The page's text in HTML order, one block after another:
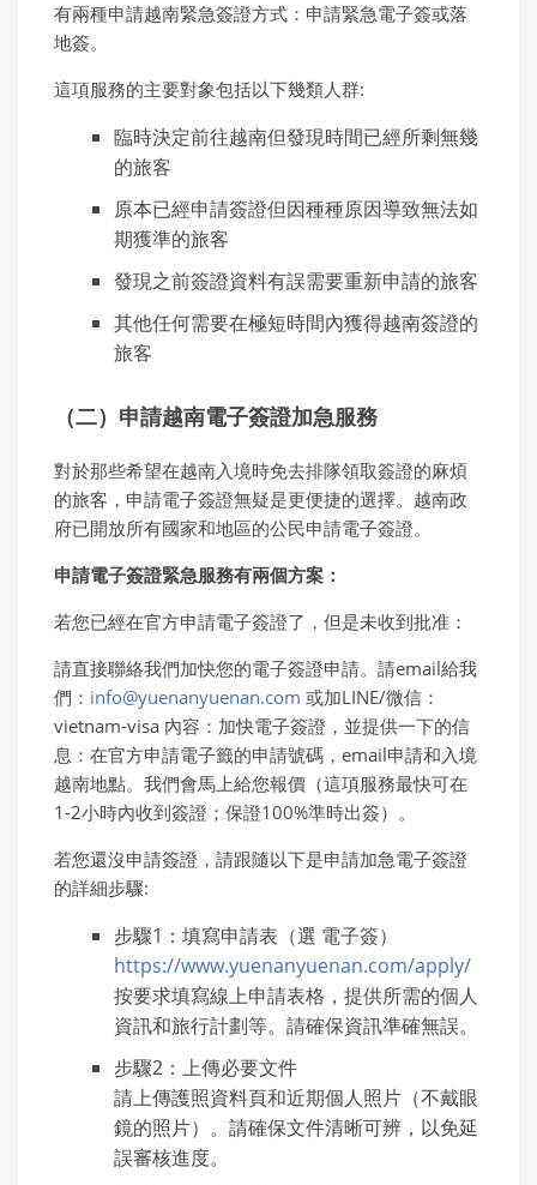
有兩種申請越南緊急簽證方式：申請緊急電子簽或落
地簽。
這項服務的主要對象包括以下幾類人群:
臨時決定前往越南但發現時間已經所剩無幾
的旅客
原本已經申請簽證但因種種原因導致無法如
期獲準的旅客
發現之前簽證資料有誤需要重新申請的旅客
其他任何需要在極短時間內獲得越南簽證的
旅客
（二）申請越南電子簽證加急服務
對於那些希望在越南入境時免去排隊領取簽證的麻煩
的旅客，申請電子簽證無疑是更便捷的選擇。越南政
府已開放所有國家和地區的公民申請電子簽證。
申請電子簽證緊急服務有兩個方案：
若您已經在官方申請電子簽證了，但是未收到批准：
請直接聯絡我們加快您的電子簽證申請。請email給我
們： info@yuenanyuenan.com 或加LINE/微信：
vietnam-visa 內容：加快電子簽證，並提供一下的信
息：在官方申請電子籤的申請號碼，email申請和入境
越南地點。我們會馬上給您報價（這項服務最快可在
1-2小時內收到簽證；保證100%準時出簽）。
若您還沒申請簽證，請跟隨以下是申請加急電子簽證
的詳細步驟:
步驟1：填寫申請表（選 電子簽）
https://www.yuenanyuenan.com/apply/
按要求填寫線上申請表格，提供所需的個人
資訊和旅行計​​劃等。請確保資訊準確無誤。
步驟2：上傳必要文件
請上傳護照資料頁和近期個人照片（不戴眼
鏡的照片）。請確保文件清晰可辨，以免延
誤審核進度。